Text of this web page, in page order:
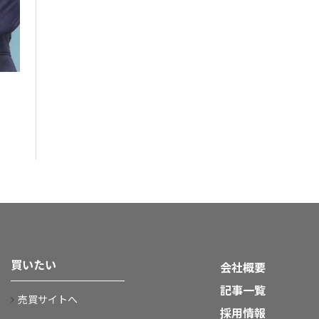
買いたい
売買サイトへ
会社概要
記事一覧
採用情報